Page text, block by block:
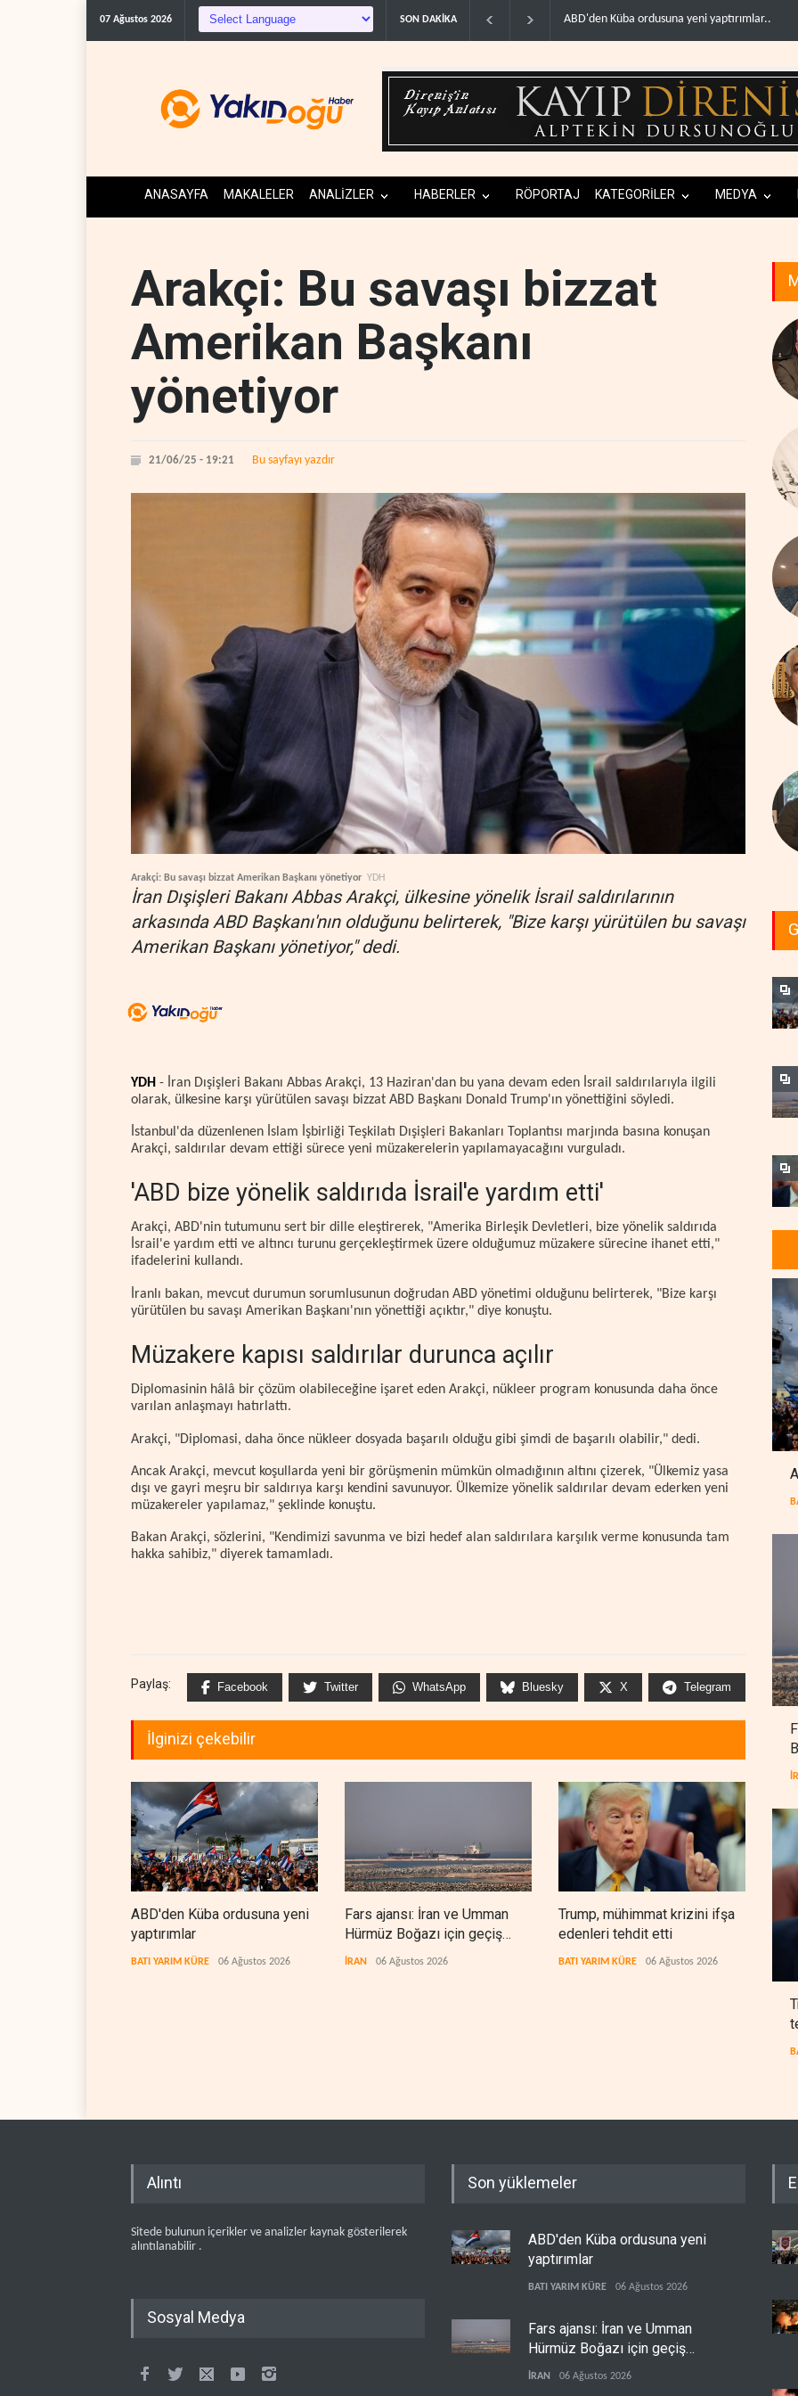
07 Ağustos 2026 SON DAKİKA
ABD'den Küba ordusuna yeni yaptırımlar.. Fars ajansı: İran ve Umman Hürmüz Boğazı
ANASAYFA MAKALELER ANALİZLER HABERLER RÖPORTAJ KATEGORİLER MEDYA
Arakçi: Bu savaşı bizzat
Amerikan Başkanı
yönetiyor
21/06/25 - 19:21 Bu sayfayı yazdır
Arakçi: Bu savaşı bizzat Amerikan Başkanı yönetiyor YDH
İran Dışişleri Bakanı Abbas Arakçi, ülkesine yönelik İsrail saldırılarının
arkasında ABD Başkanı'nın olduğunu belirterek, "Bize karşı yürütülen bu savaşı
Amerikan Başkanı yönetiyor," dedi.
YDH - İran Dışişleri Bakanı Abbas Arakçi, 13 Haziran'dan bu yana devam eden İsrail saldırılarıyla ilgili
olarak, ülkesine karşı yürütülen savaşı bizzat ABD Başkanı Donald Trump'ın yönettiğini söyledi.
İstanbul'da düzenlenen İslam İşbirliği Teşkilatı Dışişleri Bakanları Toplantısı marjında basına konuşan
Arakçi, saldırılar devam ettiği sürece yeni müzakerelerin yapılamayacağını vurguladı.
'ABD bize yönelik saldırıda İsrail'e yardım etti'
Arakçi, ABD'nin tutumunu sert bir dille eleştirerek, "Amerika Birleşik Devletleri, bize yönelik saldırıda
İsrail'e yardım etti ve altıncı turunu gerçekleştirmek üzere olduğumuz müzakere sürecine ihanet etti,"
ifadelerini kullandı.
İranlı bakan, mevcut durumun sorumlusunun doğrudan ABD yönetimi olduğunu belirterek, "Bize karşı
yürütülen bu savaşı Amerikan Başkanı'nın yönettiği açıktır," diye konuştu.
Müzakere kapısı saldırılar durunca açılır
Diplomasinin hâlâ bir çözüm olabileceğine işaret eden Arakçi, nükleer program konusunda daha önce
varılan anlaşmayı hatırlattı.
Arakçi, "Diplomasi, daha önce nükleer dosyada başarılı olduğu gibi şimdi de başarılı olabilir," dedi.
Ancak Arakçi, mevcut koşullarda yeni bir görüşmenin mümkün olmadığının altını çizerek, "Ülkemiz yasa
dışı ve gayri meşru bir saldırıya karşı kendini savunuyor. Ülkemize yönelik saldırılar devam ederken yeni
müzakereler yapılamaz," şeklinde konuştu.
Bakan Arakçi, sözlerini, "Kendimizi savunma ve bizi hedef alan saldırılara karşılık verme konusunda tam
hakka sahibiz," diyerek tamamladı.
Paylaş: Facebook Twitter WhatsApp Bluesky X Telegram
İlginizi çekebilir
ABD'den Küba ordusuna yeni
yaptırımlar
BATI YARIM KÜRE 06 Ağustos 2026
Fars ajansı: İran ve Umman
Hürmüz Boğazı için geçiş
koridorlarında anlaştı
İRAN 06 Ağustos 2026
Trump, mühimmat krizini ifşa
edenleri tehdit etti
BATI YARIM KÜRE 06 Ağustos 2026 BATI
Alıntı
Sitede bulunun içerikler ve analizler kaynak gösterilerek
alıntılanabilir .
Sosyal Medya
Son yüklemeler
ABD'den Küba ordusuna yeni
yaptırımlar
BATI YARIM KÜRE 06 Ağustos 2026
Fars ajansı: İran ve Umman
Hürmüz Boğazı için geçiş
koridorlarında anlaştı
İRAN 06 Ağustos 2026